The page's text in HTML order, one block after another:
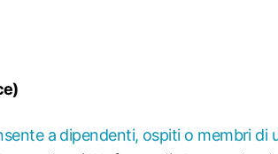
a dipendenti, ospiti o membri